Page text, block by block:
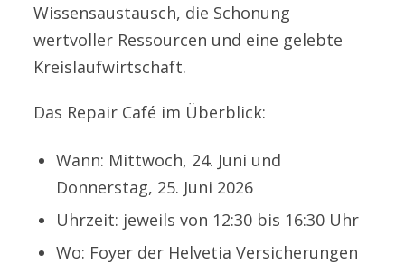
Wissensaustausch, die Schonung
wertvoller Ressourcen und eine gelebte
Kreislaufwirtschaft.
Das Repair Café im Überblick:
Wann: Mittwoch, 24. Juni und
Donnerstag, 25. Juni 2026
Uhrzeit: jeweils von 12:30 bis 16:30 Uhr
Wo: Foyer der Helvetia Versicherungen